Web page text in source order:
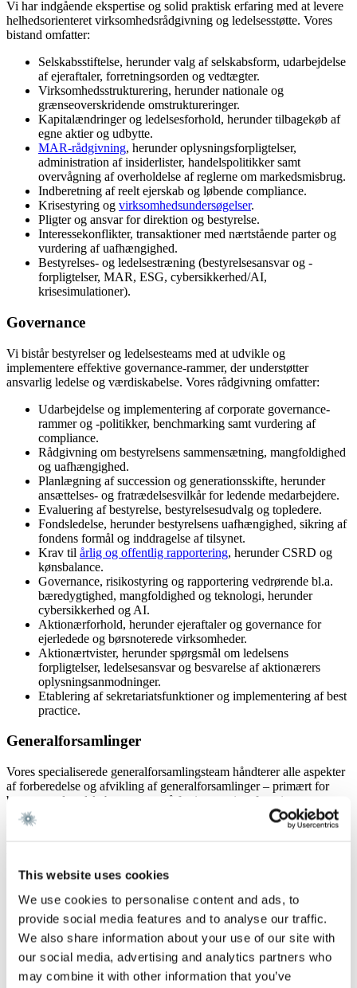
This website uses cookies
We use cookies to personalise content and ads, to
provide social media features and to analyse our traffic.
We also share information about your use of our site with
our social media, advertising and analytics partners who
may combine it with other information that you’ve
Vi har indgående ekspertise og solid praktisk erfaring med at levere
helhedsorienteret virksomhedsrådgivning og ledelsesstøtte. Vores
bistand omfatter:
Selskabsstiftelse, herunder valg af selskabsform, udarbejdelse
af ejeraftaler, forretningsorden og vedtægter.
Virksomhedsstrukturering, herunder nationale og
grænseoverskridende omstruktureringer.
Kapitalændringer og ledelsesforhold, herunder tilbagekøb af
egne aktier og udbytte.
MAR-rådgivning, herunder oplysningsforpligtelser,
administration af insiderlister, handelspolitikker samt
overvågning af overholdelse af reglerne om markedsmisbrug.
Indberetning af reelt ejerskab og løbende compliance.
Krisestyring og virksomhedsundersøgelser.
Pligter og ansvar for direktion og bestyrelse.
Interessekonflikter, transaktioner med nærtstående parter og
vurdering af uafhængighed.
Bestyrelses- og ledelsestræning (bestyrelsesansvar og -
forpligtelser, MAR, ESG, cybersikkerhed/AI,
krisesimulationer).
Governance
Vi bistår bestyrelser og ledelsesteams med at udvikle og
implementere effektive governance-rammer, der understøtter
ansvarlig ledelse og værdiskabelse. Vores rådgivning omfatter:
Udarbejdelse og implementering af corporate governance-
rammer og -politikker, benchmarking samt vurdering af
compliance.
Rådgivning om bestyrelsens sammensætning, mangfoldighed
og uafhængighed.
Planlægning af succession og generationsskifte, herunder
ansættelses- og fratrædelsesvilkår for ledende medarbejdere.
Evaluering af bestyrelse, bestyrelsesudvalg og topledere.
Fondsledelse, herunder bestyrelsens uafhængighed, sikring af
fondens formål og inddragelse af tilsynet.
Krav til årlig og offentlig rapportering, herunder CSRD og
kønsbalance.
Governance, risikostyring og rapportering vedrørende bl.a.
bæredygtighed, mangfoldighed og teknologi, herunder
cybersikkerhed og AI.
Aktionærforhold, herunder ejeraftaler og governance for
ejerledede og børsnoterede virksomheder.
Aktionærtvister, herunder spørgsmål om ledelsens
forpligtelser, ledelsesansvar og besvarelse af aktionærers
oplysningsanmodninger.
Etablering af sekretariatsfunktioner og implementering af best
practice.
Generalforsamlinger
Vores specialiserede generalforsamlingsteam håndterer alle aspekter
af forberedelse og afvikling af generalforsamlinger – primært for
børsnoterede selskaber, men også for investeringsforeninger,
unoterede selskaber, foreninger og NGO’er. Siden 2008 har vi
bistået mere end halvdelen af de danske C25-selskaber med
Forberedelse og gennemførelse af generalforsamlinger,
herunder rådgivning om lovkrav og best practice.
Rådgivning om corporate governance og stemmeanbefalinger
fra proxy providers.
Bestyrelsens sammensætning og uafhængighed.
Vederlagspolitik og vederlagsrapportering.
Mangfoldighed og kønsbalance.